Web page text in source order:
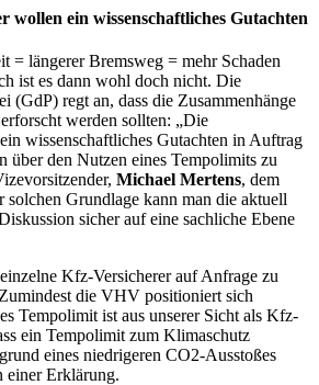
wollen ein wissenschaftliches Gutachten
= längerer Bremsweg = mehr Schaden
ist es dann wohl doch nicht. Die
(GdP) regt an, dass die Zusammenhänge
werden sollten: „Die
wissenschaftliches Gutachten in Auftrag
über den Nutzen eines Tempolimits zu
Michael Mertens, dem
solchen Grundlage kann man die aktuell
sicher auf eine sachliche Ebene
Kfz-Versicherer auf Anfrage zu
die VHV positioniert sich
Tempolimit ist aus unserer Sicht als Kfz-
ein Tempolimit zum Klimaschutz
eines niedrigeren CO2-Ausstoßes
einer Erklärung.